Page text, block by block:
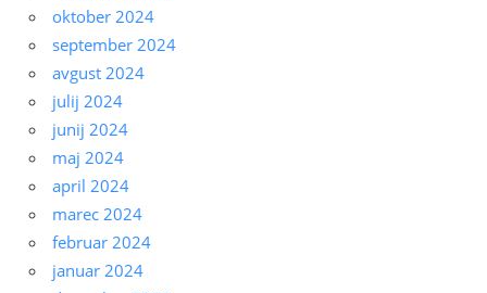
oktober 2024
september 2024
avgust 2024
julij 2024
junij 2024
maj 2024
april 2024
marec 2024
februar 2024
januar 2024